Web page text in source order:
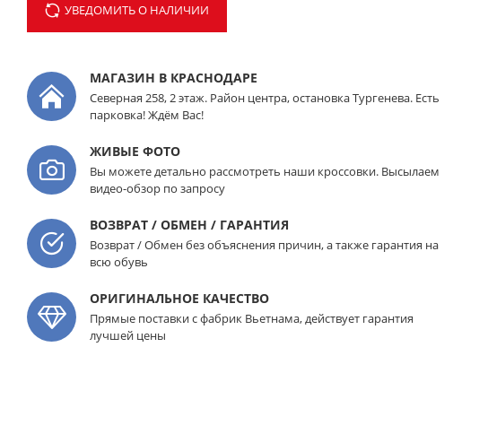
УВЕДОМИТЬ О НАЛИЧИИ
МАГАЗИН В КРАСНОДАРЕ
Северная 258, 2 этаж. Район центра, остановка Тургенева. Есть
парковка! Ждём Вас!
ЖИВЫЕ ФОТО
Вы можете детально рассмотреть наши кроссовки. Высылаем
видео-обзор по запросу
ВОЗВРАТ / ОБМЕН / ГАРАНТИЯ
Возврат / Обмен без объяснения причин, а также гарантия на
всю обувь
ОРИГИНАЛЬНОЕ КАЧЕСТВО
Прямые поставки с фабрик Вьетнама, действует гарантия
лучшей цены